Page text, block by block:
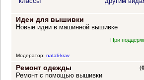
Идеи для вышивки
Новые идеи в машинной вышивке
При
Модератор: natali-krav
Ремонт одежды (0
Ремонт с помощью вышивки